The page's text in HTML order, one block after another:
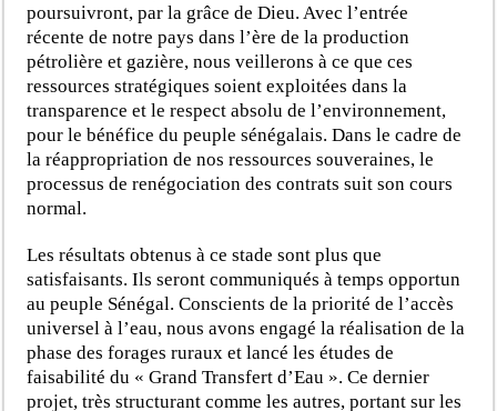
poursuivront, par la grâce de Dieu. Avec l’entrée
récente de notre pays dans l’ère de la production
pétrolière et gazière, nous veillerons à ce que ces
ressources stratégiques soient exploitées dans la
transparence et le respect absolu de l’environnement,
pour le bénéfice du peuple sénégalais. Dans le cadre de
la réappropriation de nos ressources souveraines, le
processus de renégociation des contrats suit son cours
normal.
Les résultats obtenus à ce stade sont plus que
satisfaisants. Ils seront communiqués à temps opportun
au peuple Sénégal. Conscients de la priorité de l’accès
universel à l’eau, nous avons engagé la réalisation de la
phase des forages ruraux et lancé les études de
faisabilité du « Grand Transfert d’Eau ». Ce dernier
projet, très structurant comme les autres, portant sur les